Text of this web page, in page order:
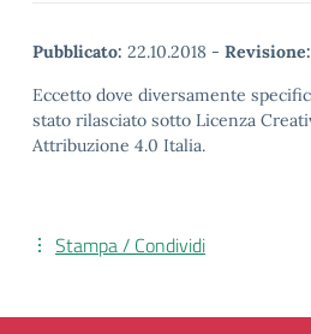
Pubblicato: 22.10.2018 - Revisione:
Eccetto dove diversamente
stato rilasciato sotto Licenza
Attribuzione 4.0 Italia.
Stampa / Condividi